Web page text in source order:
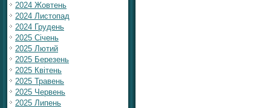
2024 Жовтень
2024 Листопад
2024 Грудень
2025 Січень
2025 Лютий
2025 Березень
2025 Квітень
2025 Травень
2025 Червень
2025 Липень